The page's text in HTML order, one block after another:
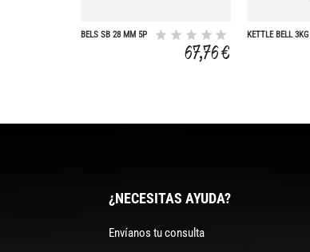
BELS SB 28 MM 5P
67,76 €
KETTLE BELL 3KG
¿NECESITAS AYUDA?
Envíanos tu consulta